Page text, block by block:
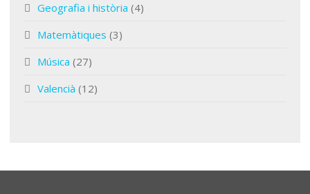
Geografia i història (4)
Matemàtiques (3)
Música (27)
Valencià (12)